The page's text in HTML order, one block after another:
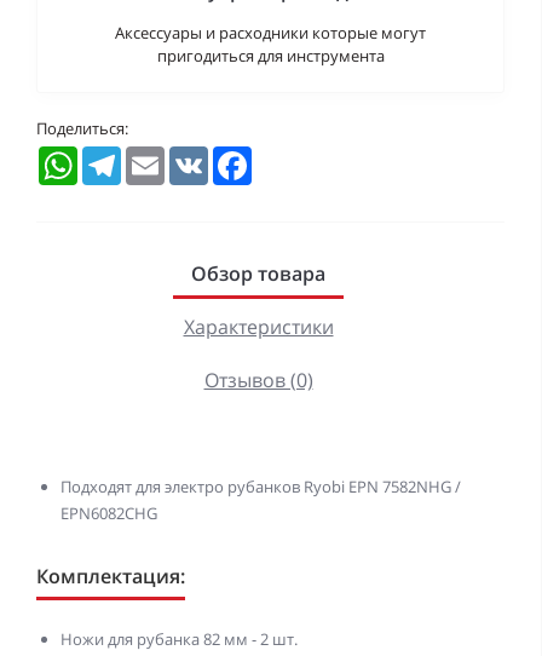
Аксессуары и расходники которые могут
пригодиться для инструмента
Поделиться:
WhatsAppTelegramEmail VK
Обзор товара
Характеристики
Отзывов (0)
Подходят для электро рубанков Ryobi EPN 7582NHG /
EPN6082CHG
Комплектация:
Ножи для рубанка 82 мм - 2 шт.